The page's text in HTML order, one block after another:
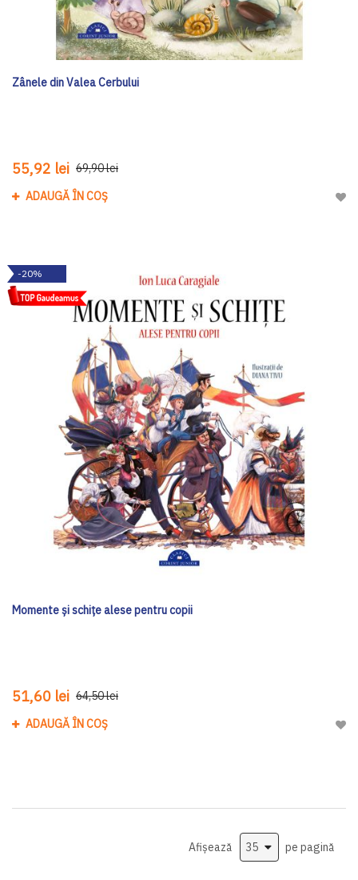
Zânele din Valea Cerbului
55,92 lei 69,90 lei
ADAUGĂ ÎN COȘ
-20%
Momente și schițe alese pentru copii
51,60 lei 64,50 lei
ADAUGĂ ÎN COȘ
Afișează pe pagină